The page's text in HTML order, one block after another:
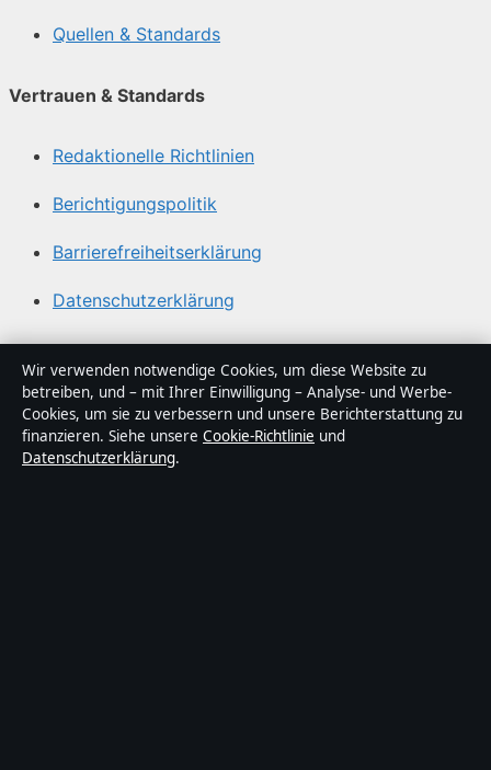
Quellen & Standards
Vertrauen & Standards
Redaktionelle Richtlinien
Berichtigungspolitik
Barrierefreiheitserklärung
Datenschutzerklärung
Über Sacharchiv in Kürze
Sacharchiv ist ein unabhängiger digitaler
Nachrichtenanbieter mit Fokus auf Politik, Wirtschaft,
Technik und Gesellschaft in Deutschland. Jeder Artikel
Wir verwenden notwendige Cookies, um diese Website zu
betreiben, und – mit Ihrer Einwilligung – Analyse- und Werbe-
Cookies, um sie zu verbessern und unsere Berichterstattung zu
finanzieren. Siehe unsere Cookie-Richtlinie und
Datenschutzerklärung.